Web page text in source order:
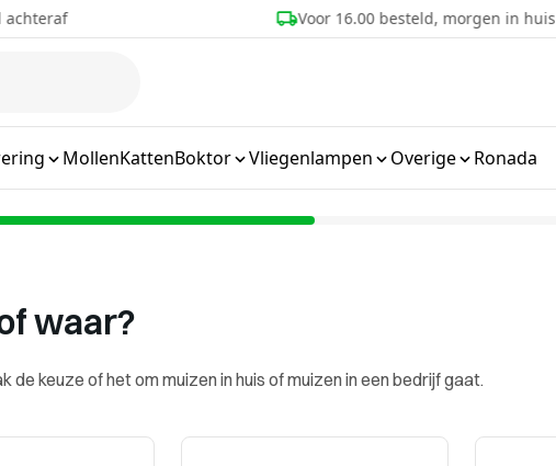
achteraf Voor 16.00 besteld, morgen in huis
MollenKattenBoktor Vliegenlampen Overige Ronada
waar?
keuze of het om muizen in huis of muizen in een bedrijf gaat.